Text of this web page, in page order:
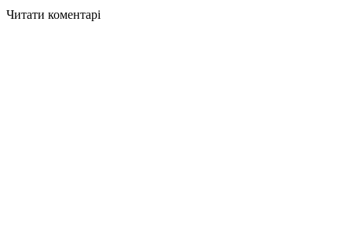
Читати коментарі